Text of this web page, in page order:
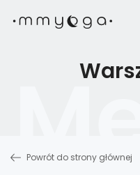
Powrót do strony głównej